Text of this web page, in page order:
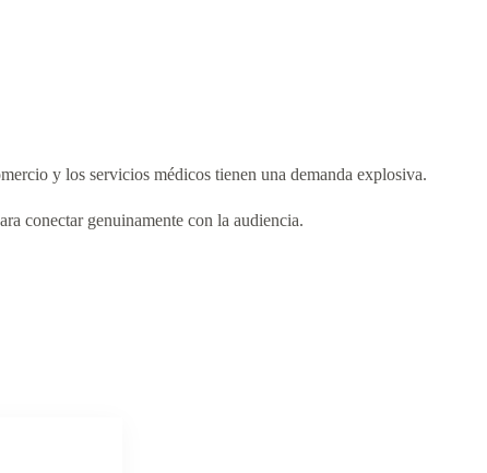
y los servicios médicos tienen una demanda explosiva.
conectar genuinamente con la audiencia.